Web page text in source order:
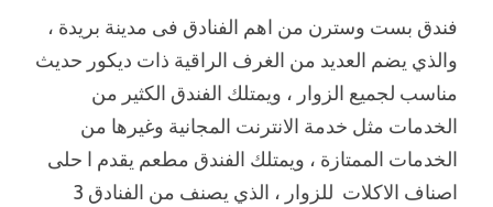
فندق بست وسترن من اهم الفنادق فى مدينة بريدة ،
والذي يضم العديد من الغرف الراقية ذات ديكور حديث
مناسب لجميع الزوار ، ويمتلك الفندق الكثير من
الخدمات مثل خدمة الانترنت المجانية وغيرها من
الخدمات الممتازة ، ويمتلك الفندق مطعم يقدم ا حلى
اصناف الاكلات للزوار ، الذي يصنف من الفنادق 3